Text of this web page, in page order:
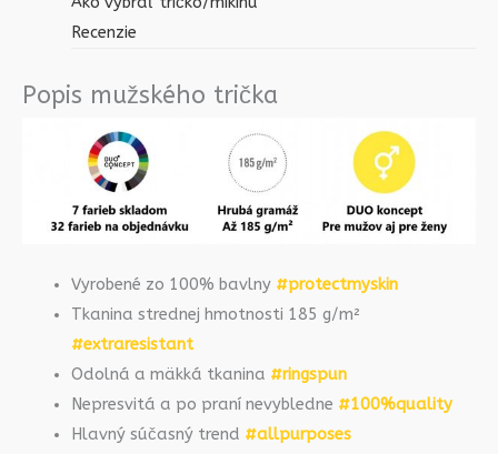
Recenzie
Popis mužského trička
Vyrobené zo 100% bavlny #protectmyskin
Tkanina strednej hmotnosti 185 g/m²
#extraresistant
Odolná a mäkká tkanina #ringspun
Nepresvitá a po praní nevybledne #100%quality
Hlavný súčasný trend #allpurposes